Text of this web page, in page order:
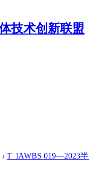
› T_IAWBS 019—2023